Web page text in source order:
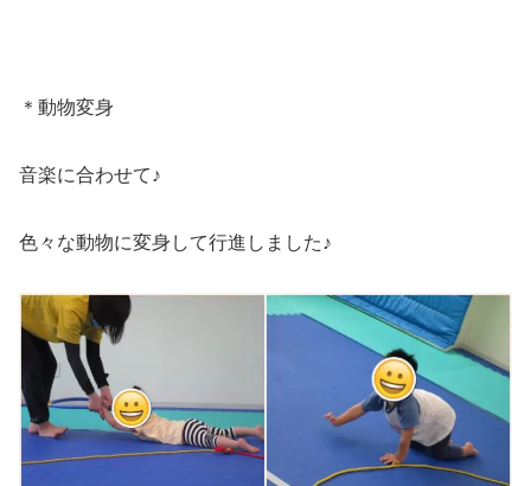
＊動物変身
音楽に合わせて♪
色々な動物に変身して行進しました♪